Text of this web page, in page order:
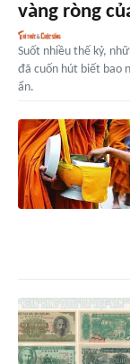
vàng ròng
Suốt nhiều thế kỷ,
đã cuốn hút biết bao
ẩn.